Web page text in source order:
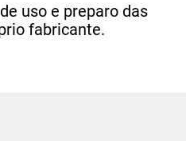
uso e preparo das
fabricante.